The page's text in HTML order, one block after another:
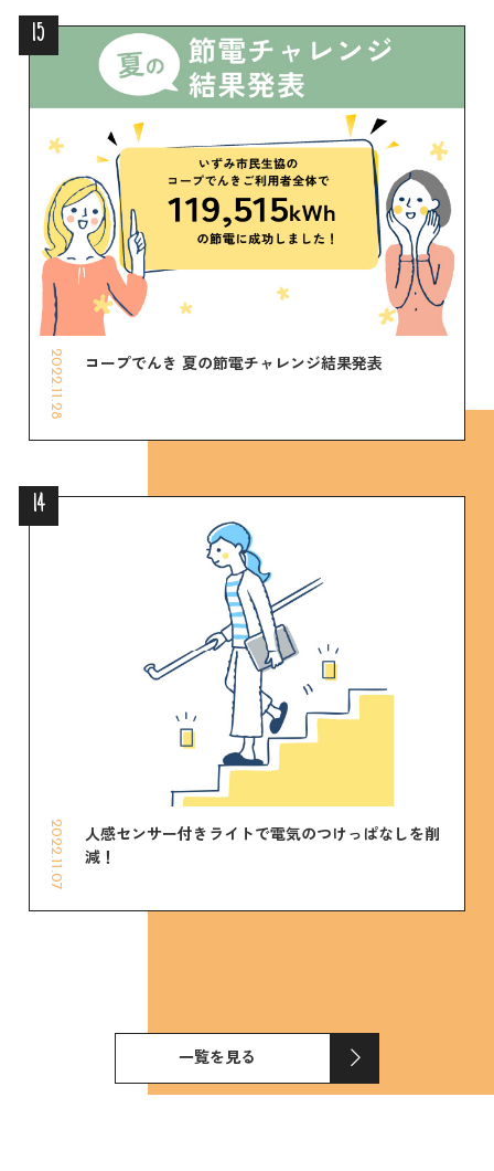
15
2022.11.28 コープでんき 夏の節電チャレンジ結果発表
14
2022.11.07
人感センサー付きライトで電気のつけっぱなしを削
減！
一覧を見る